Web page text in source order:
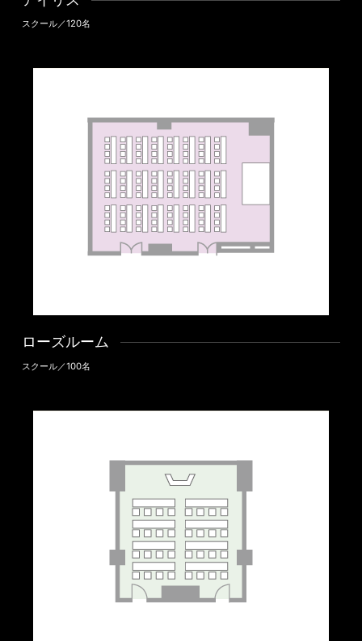
スクール／120名
ローズルーム
スクール／100名